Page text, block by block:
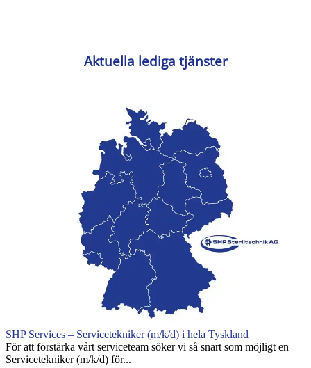
Aktuella lediga tjänster
SHP Services – Servicetekniker (m/k/d) i hela Tyskland
För att förstärka vårt serviceteam söker vi så snart som möjligt en
Servicetekniker (m/k/d) för...